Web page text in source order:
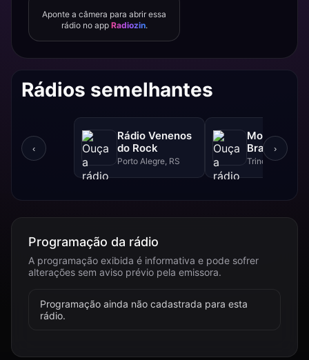
Aponte a câmera para abrir essa
rádio no app Radiozin.
Rádios semelhantes
‹
Rádio Venenos
do Rock
Porto Alegre, RS
Motor
Brasil Rádio
Trindade, GO
›
Programação da rádio
A programação exibida é informativa e pode sofrer
alterações sem aviso prévio pela emissora.
Programação ainda não cadastrada para esta
rádio.